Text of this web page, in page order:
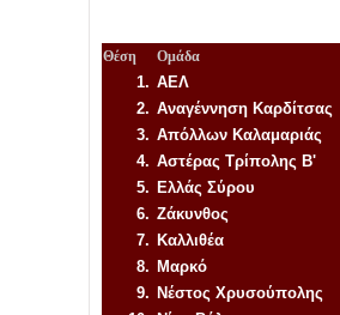
Θέση Ομάδα
1. ΑΕΛ
2. Αναγέννηση Καρδίτσας
3. Απόλλων Καλαμαριάς
4. Αστέρας Τρίπολης Β'
5. Ελλάς Σύρου
6. Ζάκυνθος
7. Καλλιθέα
8. Μαρκό
9. Νέστος Χρυσούπολης